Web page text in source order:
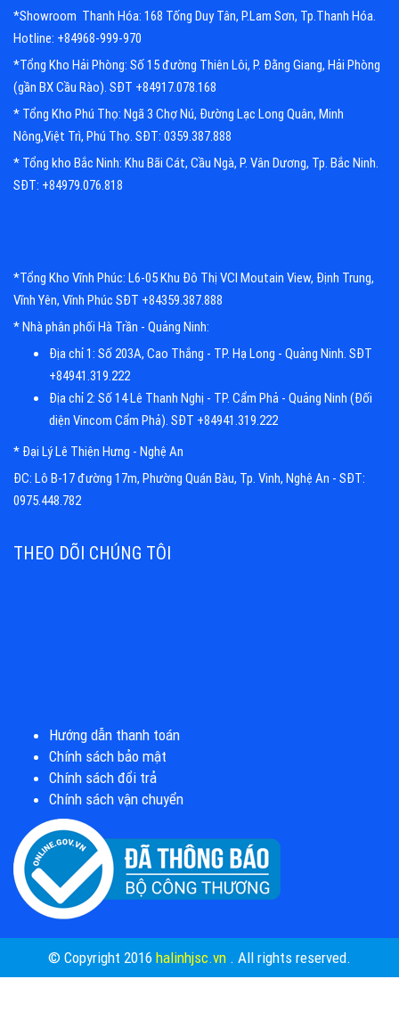
*Showroom Thanh Hóa: 168 Tống Duy Tân, P.Lam Sơn, Tp.Thanh Hóa.
Hotline: +84968-999-970
*Tổng Kho Hải Phòng: Số 15 đường Thiên Lôi, P. Đằng Giang, Hải Phòng
(gần BX Cầu Rào). SĐT +84917.078.168
* Tổng Kho Phú Thọ: Ngã 3 Chợ Nú, Đường Lạc Long Quân, Minh
Nông,Việt Trì, Phú Thọ. SĐT: 0359.387.888
* Tổng kho Bắc Ninh: Khu Bãi Cát, Cầu Ngà, P. Vân Dương, Tp. Bắc Ninh.
SĐT: +84979.076.818
*Tổng Kho Vĩnh Phúc: L6-05 Khu Đô Thị VCI Moutain View, Định Trung,
Vĩnh Yên, Vĩnh Phúc SĐT +84359.387.888
* Nhà phân phối Hà Trần - Quảng Ninh:
Địa chỉ 1: Số 203A, Cao Thắng - TP. Hạ Long - Quảng Ninh. SĐT
+84941.319.222
Địa chỉ 2: Số 14 Lê Thanh Nghị - TP. Cẩm Phả - Quảng Ninh (Đối
diện Vincom Cẩm Phả). SĐT +84941.319.222
* Đại Lý Lê Thiện Hưng - Nghệ An
ĐC: Lô B-17 đường 17m, Phường Quán Bàu, Tp. Vinh, Nghệ An - SĐT:
0975.448.782
THEO DÕI CHÚNG TÔI
Hướng dẫn thanh toán
Chính sách bảo mật
Chính sách đổi trả
Chính sách vận chuyển
© Copyright 2016 halinhjsc.vn . All rights reserved.